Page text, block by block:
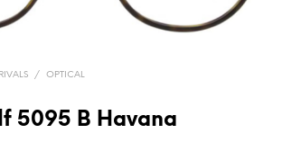
/ OPTICAL
5095 B Havana